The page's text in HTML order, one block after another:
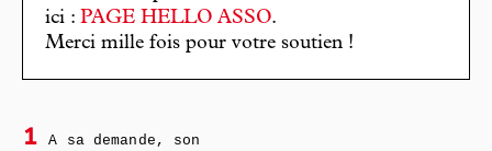
ici : PAGE HELLO ASSO.
Merci mille fois pour votre soutien !
1
A sa demande, son